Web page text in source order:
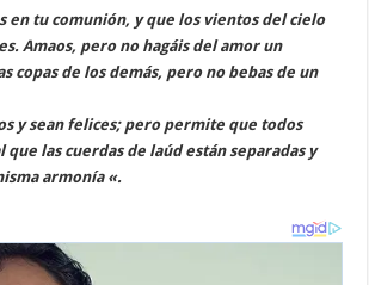
en tu comunión, y que los vientos del cielo
Amaos, pero no hagáis del amor un
copas de los demás, pero no bebas de un
y sean felices; pero permite que todos
que las cuerdas de laúd están separadas y
armonía «.